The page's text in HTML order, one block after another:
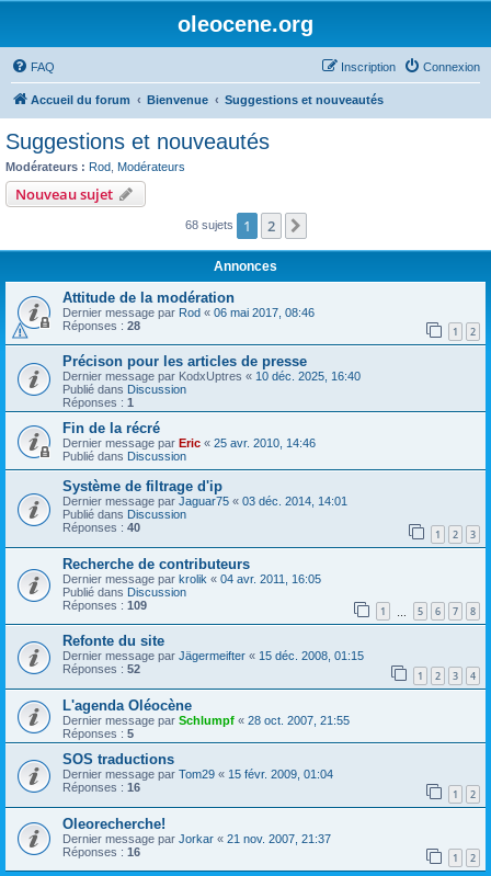
oleocene.org
FAQ Connexion
Inscription
Accueil du forum Bienvenue Suggestions et nouveautés
Suggestions et nouveautés
Modérateurs : Rod Modérateurs
Nouveau sujet
68 sujets 1 2
Annonces
Attitude de la modération
Dernier message par Rod « 06 mai 2017, 08:46
Réponses : 28 1 2
Précison pour les articles de presse
Dernier message par KodxUptres « 10 déc. 2025, 16:40
Publié dans Discussion
Réponses : 1
Fin de la récré
Dernier message par Eric « 25 avr. 2010, 14:46
Publié dans Discussion
Système de filtrage d'ip
Dernier message par Jaguar75 « 03 déc. 2014, 14:01
Publié dans Discussion
Réponses : 40 1 2 3
Recherche de contributeurs
Dernier message par krolik « 04 avr. 2011, 16:05
Publié dans Discussion
Réponses : 109 1 5 6 7 8
Refonte du site
Dernier message par Jägermeifter « 15 déc. 2008, 01:15
Réponses : 52 1 2 3 4
L'agenda Oléocène
Dernier message par Schlumpf « 28 oct. 2007, 21:55
Réponses : 5
SOS traductions
Dernier message par Tom29 « 15 févr. 2009, 01:04
Réponses : 16 1 2
Oleorecherche!
Dernier message par Jorkar « 21 nov. 2007, 21:37
Réponses : 16 1 2